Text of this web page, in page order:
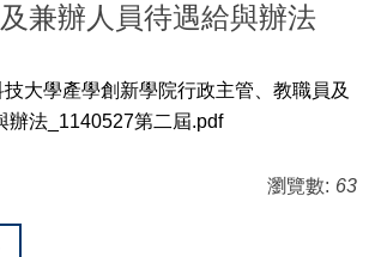
兼辦人員待遇給與辦法
大學產學創新學院行政主管、教職員及
辦法_1140527第二屆.pdf
瀏覽數: 63